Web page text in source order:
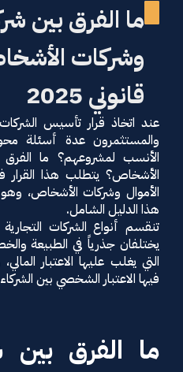
ما الفرق بين
وشركات
قانوني 2025
عند اتخاذ قرار تأسيس
والمستثمرون عدة أسئلة
الأنسب لمشروعهم؟ ما
الأشخاص؟ يتطلب هذا القرار
الأموال وشركات الأشخاص،
هذا الدليل الشامل.
تنقسم أنواع الشركات
يختلفان جذرياً في الطبيعة
التي يغلب عليها الاعتبار
فيها الاعتبار الشخصي بين
ما الفرق بين